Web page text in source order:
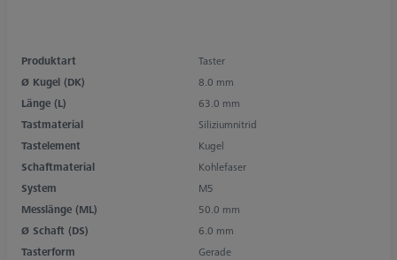
Produktart
Taster
Ø Kugel (DK)
8.0 mm
Länge (L)
63.0 mm
Tastmaterial
Siliziumnitrid
Tastelement
Kugel
Schaftmaterial
Kohlefaser
System
M5
Messlänge (ML)
50.0 mm
Ø Schaft (DS)
6.0 mm
Tasterform
Gerade